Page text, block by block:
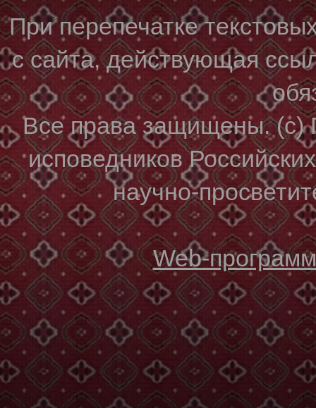
При перепечатке
с сайта, действующая
Все права защищены. (с)
исповедников
научно-
Web-